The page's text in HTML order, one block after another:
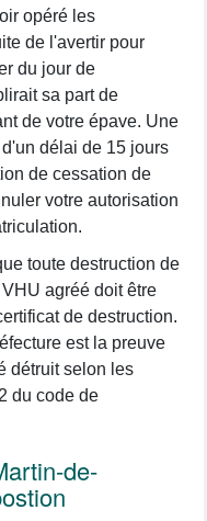
opéré les
de l'avertir pour
du jour de
sa part de
de votre épave. Une
délai de 15 jours
de cessation de
votre autorisation
toute destruction de
agréé doit être
de destruction.
est la preuve
détruit selon les
du code de
de-